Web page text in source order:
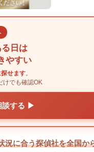
日は
やすい
せます。
けでも確認OK
談する ▶
況に合う探偵社を全国か